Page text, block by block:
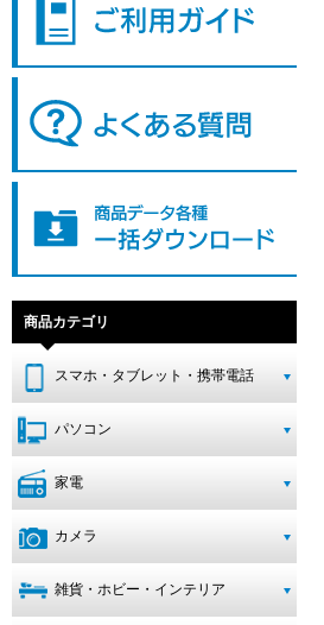
商品カテゴリ
スマホ・タブレット・携帯電話
パソコン
家電
カメラ
雑貨・ホビー・インテリア